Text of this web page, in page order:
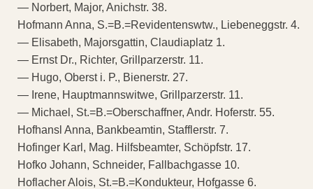
— Norbert, Major, Anichstr. 38.
Hofmann Anna, S.=B.=Revidentenswtw., Liebeneggstr. 4.
— Elisabeth, Majorsgattin, Claudiaplatz 1.
— Ernst Dr., Richter, Grillparzerstr. 11.
— Hugo, Oberst i. P., Bienerstr. 27.
— Irene, Hauptmannswitwe, Grillparzerstr. 11.
— Michael, St.=B.=Oberschaffner, Andr. Hoferstr. 55.
Hofhansl Anna, Bankbeamtin, Stafflerstr. 7.
Hofinger Karl, Mag. Hilfsbeamter, Schöpfstr. 17.
Hofko Johann, Schneider, Fallbachgasse 10.
Hoflacher Alois, St.=B.=Kondukteur, Hofgasse 6.